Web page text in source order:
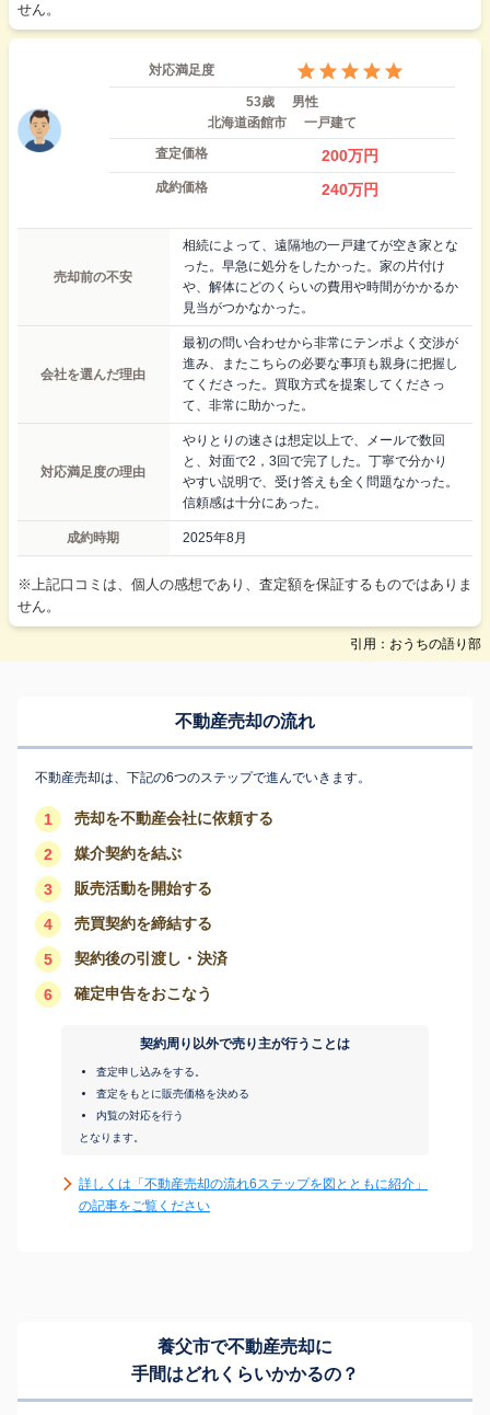
せん。
対応満足度
53歳
男性
北海道函館市
一戸建て
査定価格
200万円
成約価格 240万円
売却前の不安
相続によって、遠隔地の一戸建てが空き家とな
った。早急に処分をしたかった。家の片付け
や、解体にどのくらいの費用や時間がかかるか
見当がつかなかった。
会社を選んだ理由
最初の問い合わせから非常にテンポよく交渉が
進み、またこちらの必要な事項も親身に把握し
てくださった。買取方式を提案してくださっ
て、非常に助かった。
対応満足度の理由
やりとりの速さは想定以上で、メールで数回
と、対面で2，3回で完了した。丁寧で分かり
やすい説明で、受け答えも全く問題なかった。
信頼感は十分にあった。
成約時期 2025年8月
※上記口コミは、個人の感想であり、査定額を保証するものではありま
せん。
引用：おうちの語り部
不動産売却の流れ
不動産売却は、下記の6つのステップで進んでいきます。
1 売却を不動産会社に依頼する
2 媒介契約を結ぶ
3 販売活動を開始する
4 売買契約を締結する
5 契約後の引渡し・決済
6 確定申告をおこなう
契約周り以外で売り主が行うことは
査定申し込みをする。
査定をもとに販売価格を決める
内覧の対応を行う
となります。
詳しくは「不動産売却の流れ6ステップを図とともに紹介」
の記事をご覧ください
養父市で不動産売却に
手間はどれくらいかかるの？